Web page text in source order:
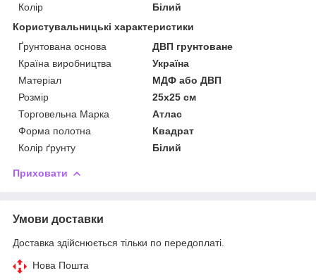
Колір
Білий
Користувальницькі характеристики
Ґрунтована основа
ДВП грунтоване
Країна виробництва
Україна
Матеріал
МДФ або ДВП
Розмір
25х25 см
Торговельна Марка
Атлас
Форма полотна
Квадрат
Колір ґрунту
Білий
Приховати
Умови доставки
Доставка здійснюється тільки по передоплаті.
Нова Пошта